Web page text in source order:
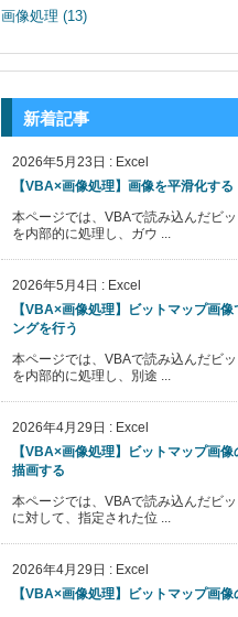
画像処理 (13)
新着記事
2026年5月23日 : Excel
【VBA×画像処理】画像を平滑化する
本ページでは、VBAで読み込んだビ
を内部的に処理し、ガウ ...
2026年5月4日 : Excel
【VBA×画像処理】ビットマップ画
ングを行う
本ページでは、VBAで読み込んだビ
を内部的に処理し、別途 ...
2026年4月29日 : Excel
【VBA×画像処理】ビットマップ画
描画する
本ページでは、VBAで読み込んだビ
に対して、指定された位 ...
2026年4月29日 : Excel
【VBA×画像処理】ビットマップ画像